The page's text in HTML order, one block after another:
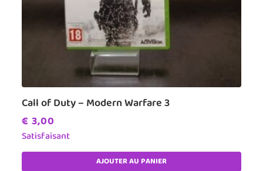
Call of Duty – Modern Warfare 3
€ 3,00
Satisfaisant
AJOUTER AU PANIER